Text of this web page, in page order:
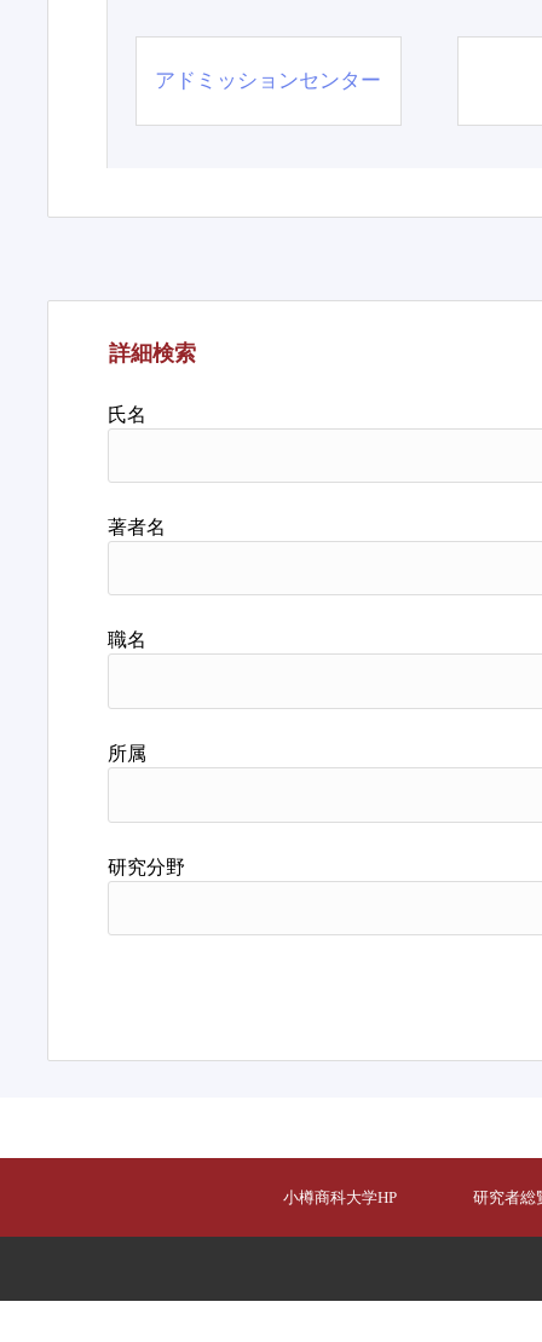
アドミッションセンター
詳細検索
氏名
著者名
職名
所属
研究分野
小樽商科大学HP 研究者総